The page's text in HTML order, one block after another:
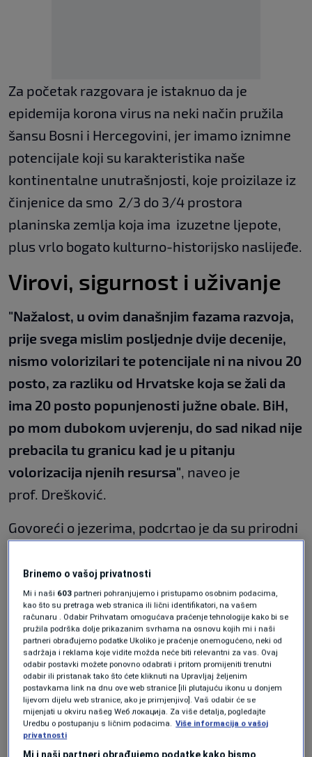
Za početak razgovara je istaknuo da je
epidemija korona virus na neki način pružila
šansu Bosni i Hercegovini, jer imamo iznimne
potencijale koji su karakteristika naše
kontinentalne unutrašnjosti, koje proizilaze iz
činjenice da smo 2/3 do 3/4 prostora
planinska zemlja koja ima izuzetne ljepote,
plus vrlo bogato kulturno-historijsko naslijeđe.
Virovi, sigurnost i uživanje
"Nažalost, u ovim današnjim fazama razvoja,
prije svega mislim posljednje dvije decenije,
nismo volorizilari te potencijale ni na nivou 20
posto, za razliku od Hrvatske koja se žali da
ima 20 posto popunjenosti južne obale. BiH,
po mom dubokom uvjerenju, do sad nikad nije
prebacila tu granicu kad je u pitanju
volorizacija njenih resursa", naveo je
prof. Drešković.
Govoreći o jezerima, podcrtao je da su prirodni
"Kada govorimo o prirodnim i vještačkim
jezerskim akumulacijama, na nekih 180
kilometara kvadratnih ukupne površine se
računa da je taj potencijal. Velikim dijelom su
vještačka akumulacija, prije svega
akumulacije nastale za potrebne proizvodnje
električne energije, i u tom smislu, zadnjih
godina, nisu registrovani nikakvi problemi
Brinemo o vašoj privatnosti
Mi i naši 603 partneri pohranjujemo i pristupamo osobnim podacima,
kao što su pretraga web stranica ili lični identifikatori, na vašem
računaru . Odabir Prihvatam omogućava praćenje tehnologije kako bi se
pružila podrška dolje prikazanim svrhama na osnovu kojih mi i naši
partneri obrađujemo podatke Ukoliko je praćenje onemogućeno, neki od
sadržaja i reklama koje vidite možda neće biti relevantni za vas. Ovaj
odabir postavki možete ponovno odabrati i pritom promijeniti trenutni
odabir ili pristanak tako što ćete kliknuti na Upravljaj željenim
postavkama link na dnu ove web stranice [ili plutajuću ikonu u donjem
lijevom dijelu web stranice, ako je primjenjivo]. Vaš odabir će se
mijenjati u okviru našeg Wеб локација. Za više detalja, pogledajte
Uredbu o postupanju s ličnim podacima. Više informacija o vašoj
privatnosti